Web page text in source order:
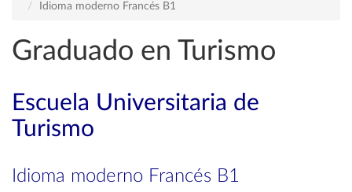
Idioma moderno Francés B1
Graduado en Turismo
Escuela Universitaria de
Turismo
Idioma moderno Francés B1